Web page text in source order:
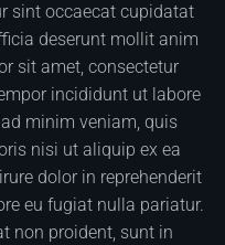
sint occaecat cupidatat
deserunt mollit anim
sit amet, consectetur
incididunt ut labore
minim veniam, quis
nisi ut aliquip ex ea
dolor in reprehenderit
eu fugiat nulla pariatur.
non proident, sunt in